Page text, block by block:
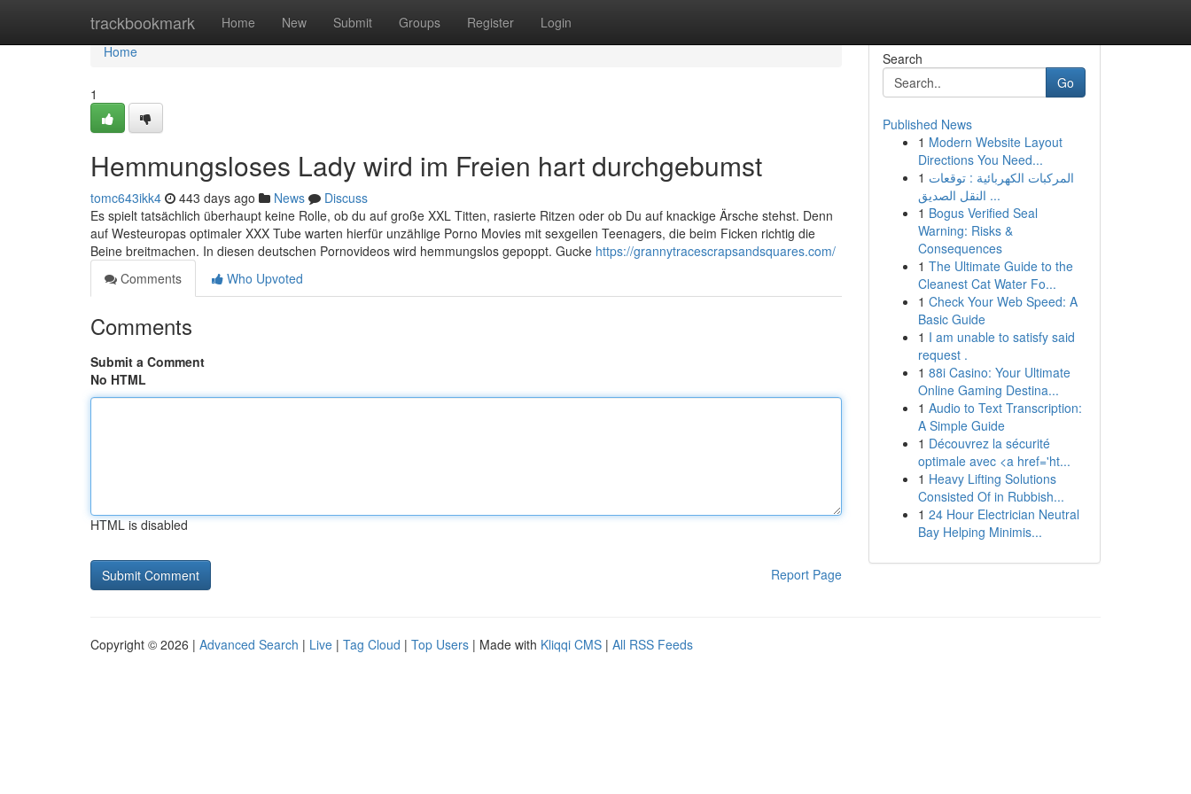
trackbookmark Home New Submit Groups Register Login
Home
Home
1
Hemmungsloses Lady wird im Freien hart durchgebumst
tomc643ikk4 443 days ago News
Discuss
Es spielt tatsächlich überhaupt keine Rolle, ob du auf große XXL Titten, rasierte Ritzen oder ob Du auf knackige Ärsche stehst. Denn
auf Westeuropas optimaler XXX Tube warten hierfür unzählige Porno Movies mit sexgeilen Teenagers, die beim Ficken richtig die
Beine breitmachen. In diesen deutschen Pornovideos wird hemmungslos gepoppt. Gucke https://grannytracescrapsandsquares.com/
Comments
Who Upvoted
Comments
Submit a Comment
No HTML
HTML is disabled
Report Page
Search
Go
Published News
1 Modern Website Layout
Directions You Need...
1 المركبات الكهربائية : توقعات
النقل الصديق ...
1 Bogus Verified Seal
Warning: Risks &
Consequences
1 The Ultimate Guide to the
Cleanest Cat Water Fo...
1 Check Your Web Speed: A
Basic Guide
1 I am unable to satisfy said
request .
1 88i Casino: Your Ultimate
Online Gaming Destina...
1 Audio to Text Transcription:
A Simple Guide
1 Découvrez la sécurité
optimale avec <a href='ht...
1 Heavy Lifting Solutions
Consisted Of in Rubbish...
1 24 Hour Electrician Neutral
Bay Helping Minimis...
Copyright © 2026 | Advanced Search | Live | Tag Cloud | Top Users | Made with Kliqqi CMS | All RSS Feeds